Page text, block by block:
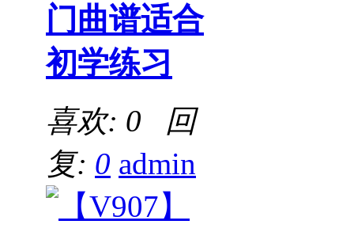
门曲谱适合
初学练习
喜欢: 0 回
复: 0 admin